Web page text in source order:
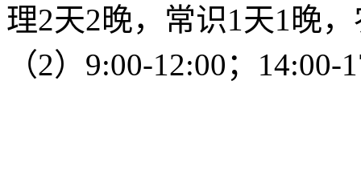
理2天2晚，常识1天1晚
（2）9:00-12:00；14:00-